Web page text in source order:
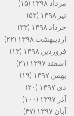
مرداد ۱۳۹۸
(۱۵)
تیر ۱۳۹۸
(۵۲)
خرداد ۱۳۹۸
(۳۳)
اردیبهشت ۱۳۹۸
(۲۲)
فروردین ۱۳۹۸
(۱۳)
اسفند ۱۳۹۷
(۲۱)
بهمن ۱۳۹۷
(۱۹)
دی ۱۳۹۷
(۲۰)
آذر ۱۳۹۷
(۱۰۰)
آبان ۱۳۹۷
(۴۷)